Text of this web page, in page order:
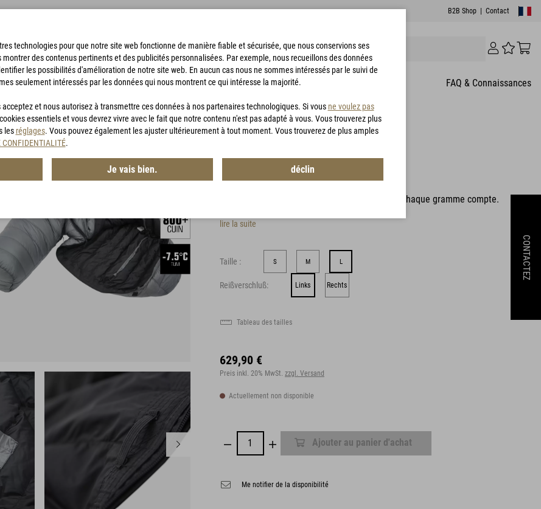
B2B Shop Contact
SACS DE BIVOUAC ACCESSOIRES CHASSE BON D'ACHAT FAQ & Connaissances
DS 98021_20
Idéal pour les alpinistes et tous ceux pour qui chaque gramme compte.
lire la suite
Taille : S M L
Reißverschluß: Links Rechts
Tableau des tailles
629,90 €
Preis inkl. 20% MwSt. zzgl. Versand
Actuellement non disponible
Ajouter au panier d'achat
Me notifier de la disponibilité
CONTACTEZ
technologies pour que notre site web fonctionne de manière fiable et sécurisée, que nous conservions ses
des contenus pertinents et des publicités personnalisées. Par exemple, nous recueillons des données
les possibilités d'amélioration de notre site web. En aucun cas nous ne sommes intéressés par le suivi de
seulement intéressés par les données qui nous montrent ce qui intéresse la majorité.
acceptez et nous autorisez à transmettre ces données à nos partenaires technologiques. Si vous ne voulez pas
essentiels et vous devrez vivre avec le fait que notre contenu n'est pas adapté à vous. Vous trouverez plus
les réglages. Vous pouvez également les ajuster ultérieurement à tout moment. Vous trouverez de plus amples
CONFIDENTIALITÉ.
Je vais bien. déclin